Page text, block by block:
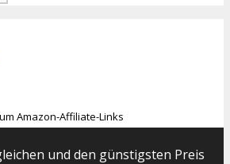
Amazon-Affiliate-Links
und den günstigsten Preis